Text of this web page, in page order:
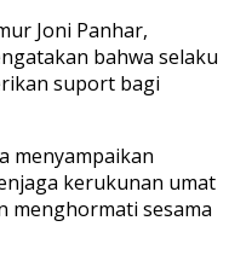
Joni Panhar,
bahwa selaku
suport bagi
menyampaikan
kerukunan umat
menghormati sesama